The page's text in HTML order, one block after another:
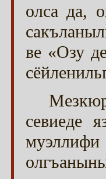
олса да,
ве «Озу
севиеде